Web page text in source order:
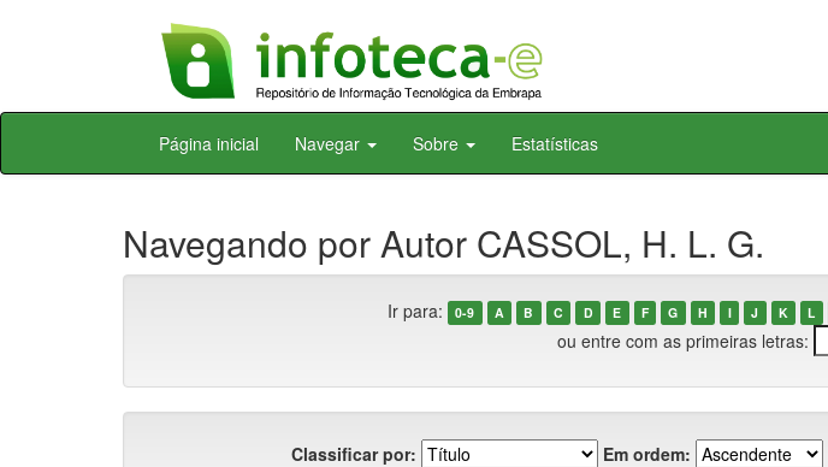
Skip
Página inicial Navegar Sobre Estatísticas
Navegando por Autor CASSOL, H. L. G.
Ir para: 0-9 A B C D E F G H I J K L
ou entre com as primeiras letras:
Classificar por: Em ordem: